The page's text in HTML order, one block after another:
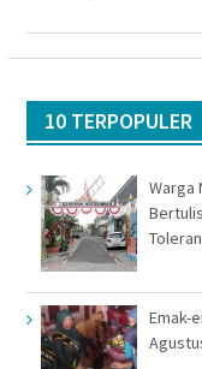
10 TERPOPULER
Warga
Emak-